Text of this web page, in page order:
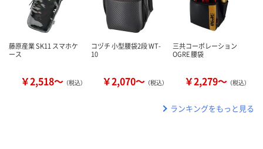
藤原産業 SK11 スマホケ
ース
￥2,518～ （税込）
コヅチ 小型腰袋2段 WT-
10
￥2,070～ （税込）
三共コーポレーション
OGRE 腰袋
￥2,279～ （税込）
ランキングをもっと見る